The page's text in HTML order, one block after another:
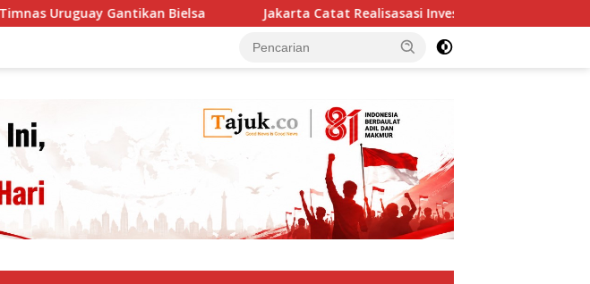
Gantikan Bielsa Jakarta Catat Realisasasi Investasi Rp 173,6 Triliun